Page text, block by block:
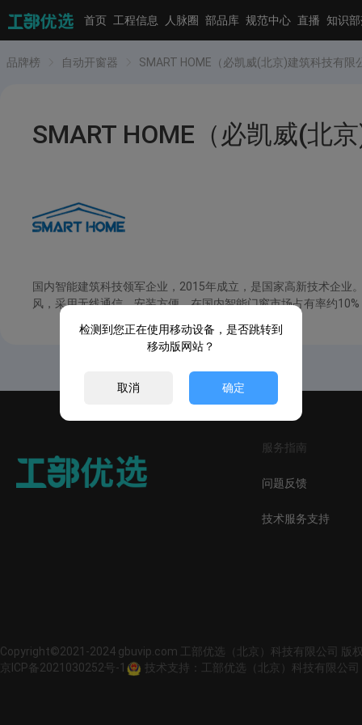
首页 工程信息 人脉圈 部品库 规范中心 直播 知识
品牌榜 自动开窗器 SMART HOME（必凯威(北京)建筑科技有限
SMART HOME（必凯威(北
国内智能建筑科技领军企业，2015年成立，是国家高新技术企
风，采用无线通信，安装方便。在国内智能门窗市场占有率约
服务指南
问题反馈
技术服务支持
Copyright©2021-2024 gbuvip.com 工部优选（北京）科技有限公司 版
京ICP备2021030252号-1
技术支持：工部优选（北京）科技有限公司
检测到您正在使用移动设备，是否跳转到
移动版网站？
取消 确定